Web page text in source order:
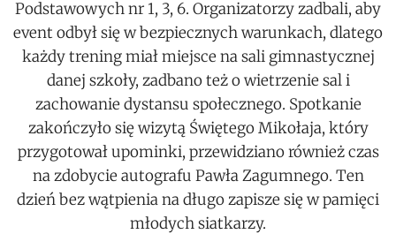
Podstawowych nr 1, 3, 6. Organizatorzy zadbali, aby
event odbył się w bezpiecznych warunkach, dlatego
każdy trening miał miejsce na sali gimnastycznej
danej szkoły, zadbano też o wietrzenie sal i
zachowanie dystansu społecznego. Spotkanie
zakończyło się wizytą Świętego Mikołaja, który
przygotował upominki, przewidziano również czas
na zdobycie autografu Pawła Zagumnego. Ten
dzień bez wątpienia na długo zapisze się w pamięci
młodych siatkarzy.